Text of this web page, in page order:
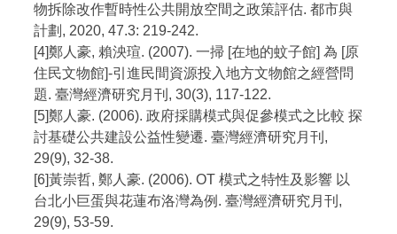
物拆除改作暫時性公共開放空間之政策評估. 都市與
計劃, 2020, 47.3: 219-242.
[4]鄭人豪, 賴泱瑄. (2007). 一掃 [在地的蚊子館] 為 [原
住民文物館]-引進民間資源投入地方文物館之經營問
題. 臺灣經濟研究月刊, 30(3), 117-122.
[5]鄭人豪. (2006). 政府採購模式與促參模式之比較 探
討基礎公共建設公益性變遷. 臺灣經濟研究月刊,
29(9), 32-38.
[6]黃崇哲, 鄭人豪. (2006). OT 模式之特性及影響 以
台北小巨蛋與花蓮布洛灣為例. 臺灣經濟研究月刊,
29(9), 53-59.